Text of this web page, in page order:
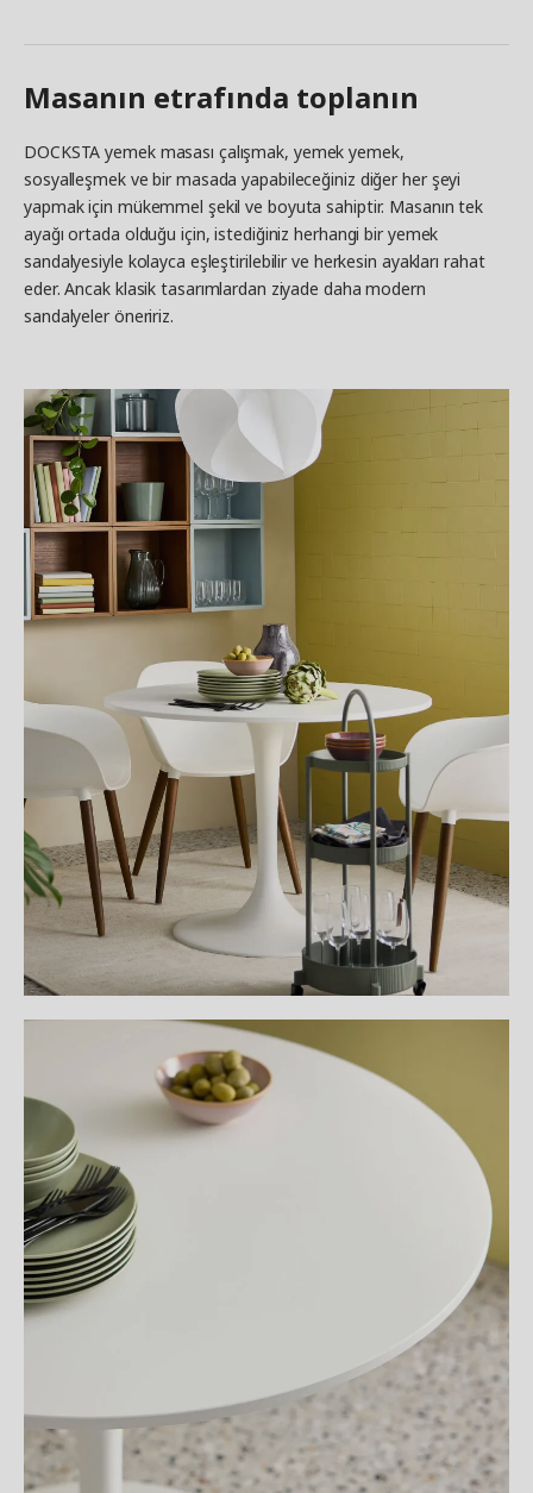
Masanın etrafında toplanın
DOCKSTA yemek masası çalışmak, yemek yemek,
sosyalleşmek ve bir masada yapabileceğiniz diğer her şeyi
yapmak için mükemmel şekil ve boyuta sahiptir. Masanın tek
ayağı ortada olduğu için, istediğiniz herhangi bir yemek
sandalyesiyle kolayca eşleştirilebilir ve herkesin ayakları rahat
eder. Ancak klasik tasarımlardan ziyade daha modern
sandalyeler öneririz.